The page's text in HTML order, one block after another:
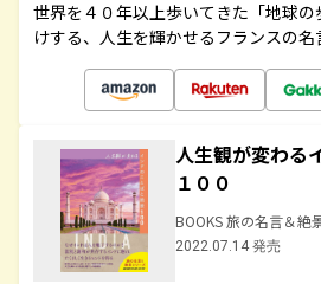
世界を４０年以上歩いてきた「地球
けする、人生を輝かせるフランスの
人生観が変わる
１００
BOOKS 旅の名言＆絶
2022.07.14 発売